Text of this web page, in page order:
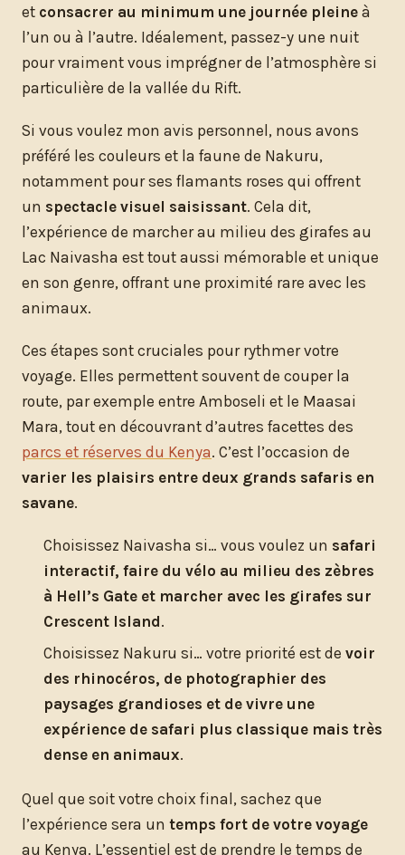
et consacrer au minimum une journée pleine à
l’un ou à l’autre. Idéalement, passez-y une nuit
pour vraiment vous imprégner de l’atmosphère si
particulière de la vallée du Rift.
Si vous voulez mon avis personnel, nous avons
préféré les couleurs et la faune de Nakuru,
notamment pour ses flamants roses qui offrent
un spectacle visuel saisissant. Cela dit,
l’expérience de marcher au milieu des girafes au
Lac Naivasha est tout aussi mémorable et unique
en son genre, offrant une proximité rare avec les
animaux.
Ces étapes sont cruciales pour rythmer votre
voyage. Elles permettent souvent de couper la
route, par exemple entre Amboseli et le Maasai
Mara, tout en découvrant d’autres facettes des
parcs et réserves du Kenya. C’est l’occasion de
varier les plaisirs entre deux grands safaris en
savane.
Choisissez Naivasha si… vous voulez un safari
interactif, faire du vélo au milieu des zèbres
à Hell’s Gate et marcher avec les girafes sur
Crescent Island.
Choisissez Nakuru si… votre priorité est devoir
des rhinocéros, de photographier des
paysages grandioses et de vivre une
expérience de safari plus classique mais très
dense en animaux.
Quel que soit votre choix final, sachez que
l’expérience sera un temps fort de votre voyage
au Kenya. L’essentiel est de prendre le temps de